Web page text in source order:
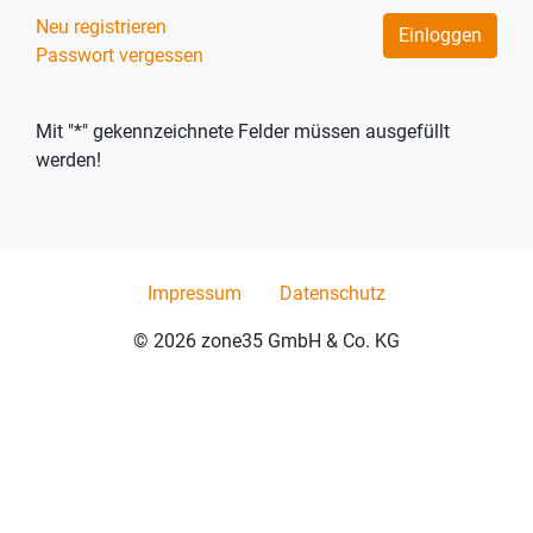
Neu registrieren
Passwort vergessen
Einloggen
Mit "*" gekennzeichnete Felder müssen ausgefüllt
werden!
© 2026 zone35 GmbH & Co. KG
Impressum Datenschutz